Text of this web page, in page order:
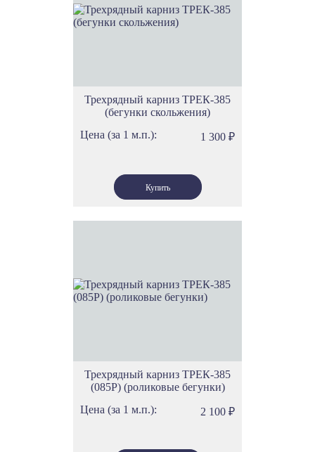
Трехрядный карниз ТРЕК-385
(бегунки скольжения)
Цена (за 1 м.п.):
1 300 ₽
Трехрядный карниз ТРЕК-385
(085Р) (роликовые бегунки)
Цена (за 1 м.п.):
2 100 ₽